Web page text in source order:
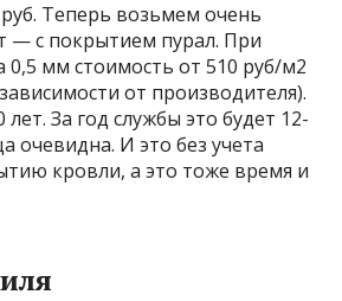
Теперь возьмем очень
— с покрытием пурал. При
мм стоимость от 510 руб/м2
от производителя).
За год службы это будет 12-
очевидна. И это без учета
кровли, а это тоже время и